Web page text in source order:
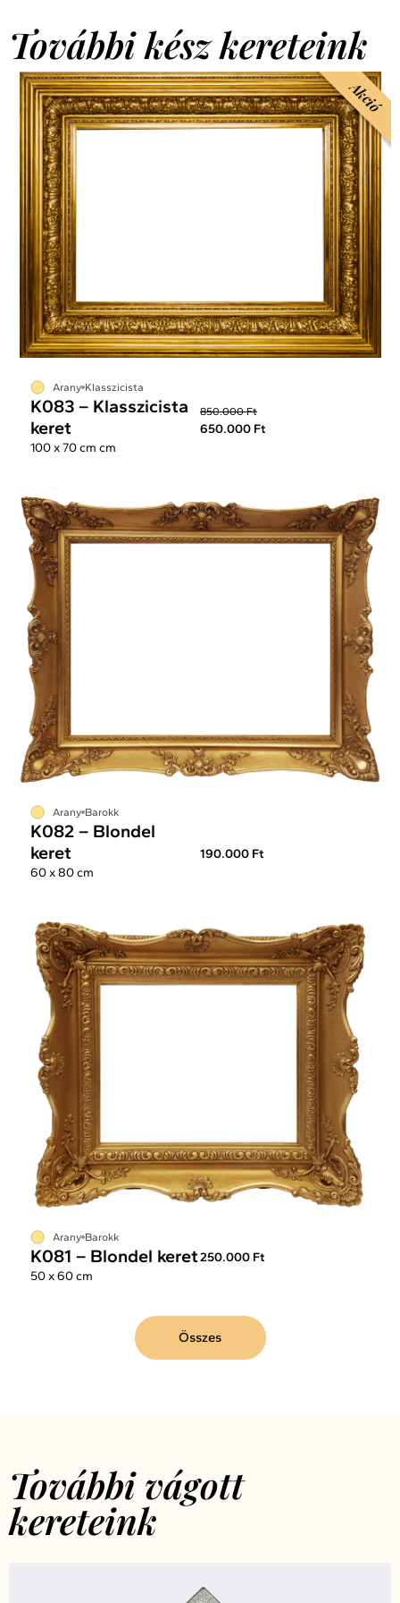
További kész kereteink
Akció
Arany Klasszicista
K083 – Klasszicista
keret
850.000 Ft
650.000 Ft
100 x 70 cm cm
Arany Barokk
K082 – Blondel
keret
190.000 Ft
60 x 80 cm
Arany Barokk
K081 – Blondel keret250.000 Ft
50 x 60 cm
Összes
További vágott
kereteink